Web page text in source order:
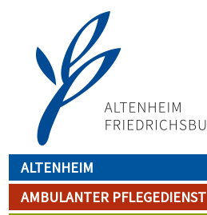
Main navigation
ALTENHEIM
AMBULANTER PFLEGEDIENST